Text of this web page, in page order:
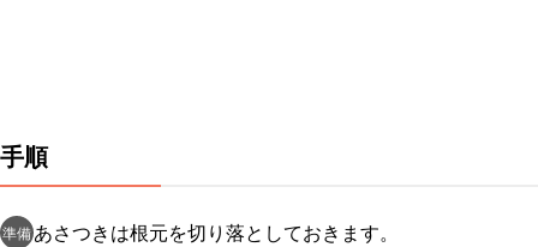
手順
準備 あさつきは根元を切り落としておきます。